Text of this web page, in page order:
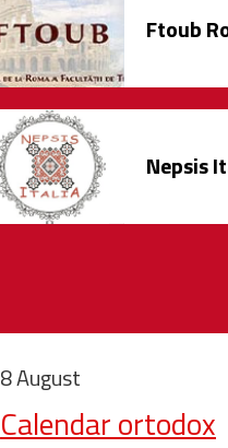
Ftoub
Nepsis
8 August
Calendar ortodox